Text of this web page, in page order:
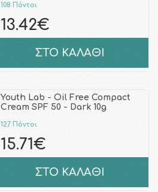
108 Πόντοι
13.42€
ΣΤΟ ΚΑΛΑΘΙ
Youth Lab - Oil Free Compact
Cream SPF 50 - Dark 10g
127 Πόντοι
15.71€
ΣΤΟ ΚΑΛΑΘΙ